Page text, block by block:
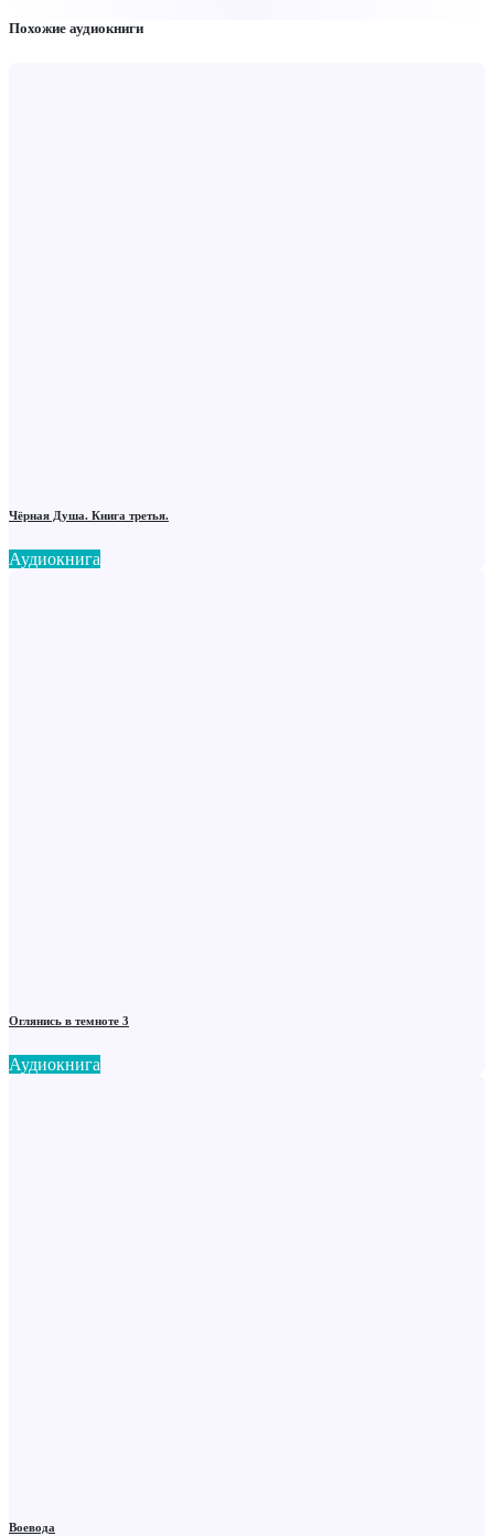
Похожие аудиокниги
Чёрная Душа. Книга третья.
Аудиокнига
Оглянись в темноте 3
Аудиокнига
Воевода